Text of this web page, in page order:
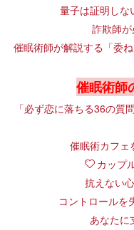
量子は証明しな
詐欺師
催眠術師が解説する「委
催眠術師
「必ず恋に落ちる36の質
催眠術カフェ
カップ
抗えない
コントロールを
あなたに